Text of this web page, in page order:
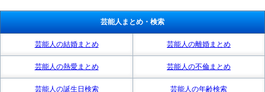
芸能人まとめ・検索
芸能人の結婚まとめ 芸能人の離婚まとめ
芸能人の熱愛まとめ 芸能人の不倫まとめ
芸能人の誕生日検索 芸能人の年齢検索